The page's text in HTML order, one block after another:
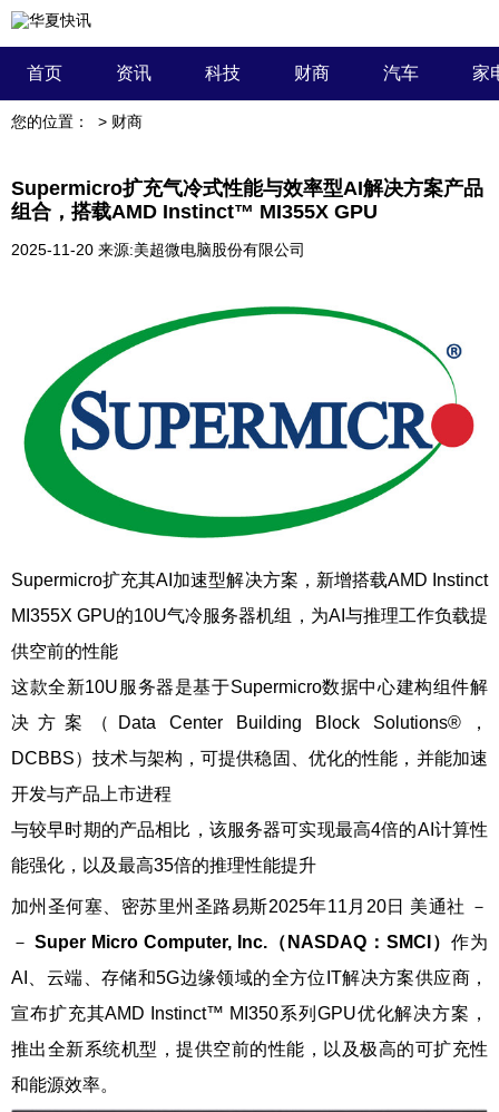
首页 资讯 科技 财商 汽车 家
您的位置： > 财商
Supermicro扩充气冷式性能与效率型AI解决方案产品
组合，搭载AMD Instinct™ MI355X GPU
2025-11-20 来源:美超微电脑股份有限公司
Supermicro扩充其AI加速型解决方案，新增搭载AMD Instinct
MI355X GPU的10U气冷服务器机组，为AI与推理工作负载提
供空前的性能
这款全新10U服务器是基于Supermicro数据中心建构组件解
决方案（Data Center Building Block Solutions®，
DCBBS）技术与架构，可提供稳固、优化的性能，并能加速
开发与产品上市进程
与较早时期的产品相比，该服务器可实现最高4倍的AI计算性
能强化，以及最高35倍的推理性能提升
加州圣何塞、密苏里州圣路易斯2025年11月20日 美通社 －
－ Super Micro Computer, Inc.（NASDAQ：SMCI） 作为
AI、云端、存储和5G边缘领域的全方位IT解决方案供应商，
宣布扩充其AMD Instinct™ MI350系列GPU优化解决方案，
推出全新系统机型，提供空前的性能，以及极高的可扩充性
和能源效率。